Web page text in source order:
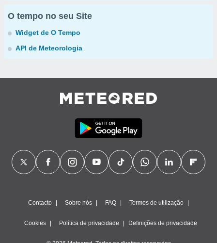
O tempo no seu Site
Widget de O Tempo
API de Meteorologia
Contacto Sobre nós FAQ Termos de utilização
Cookies Política de privacidade Definições de privacidade